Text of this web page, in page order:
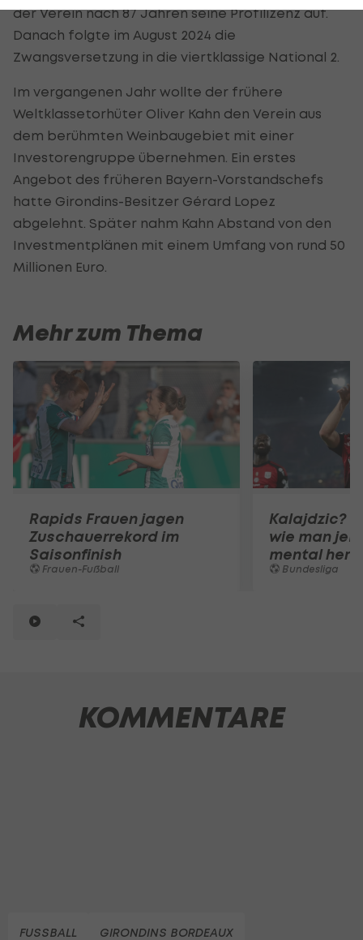
der Verein nach 87 Jahren seine Profilizenz auf.
Danach folgte im August 2024 die
Zwangsversetzung in die viertklassige National 2.
Im vergangenen Jahr wollte der frühere
Weltklassetorhüter Oliver Kahn den Verein aus
dem berühmten Weinbaugebiet mit einer
Investorengruppe übernehmen. Ein erstes
Angebot des früheren Bayern-Vorstandschefs
hatte Girondins-Besitzer Gérard Lopez
abgelehnt. Später nahm Kahn Abstand von den
Investmentplänen mit einem Umfang von rund 50
Millionen Euro.
Mehr zum Thema
Rapids Frauen jagen
Zuschauerrekord im
Saisonfinish
Frauen-Fußball
Kalajdzic?
wie man
mental
Bundesliga
KOMMENTARE
FUSSBALL GIRONDINS BORDEAUX